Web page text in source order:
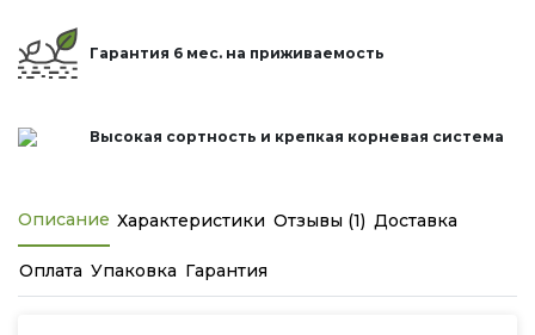
Гарантия 6 мес. на приживаемость
Высокая сортность и крепкая корневая система
Описание Характеристики Отзывы (1) Доставка
Оплата Упаковка Гарантия